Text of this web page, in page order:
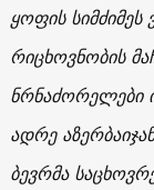
ყოფის
რიცხოვნობის
ნრნაძორელები
ადრე
ბევრმა